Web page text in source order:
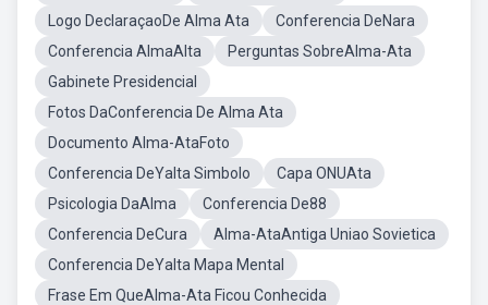
Logo DeclaraçaoDe Alma Ata
Conferencia DeNara
Conferencia AlmaAlta
Perguntas SobreAlma-Ata
Gabinete Presidencial
Fotos DaConferencia De Alma Ata
Documento Alma-AtaFoto
Conferencia DeYalta Simbolo
Capa ONUAta
Psicologia DaAlma
Conferencia De88
Conferencia DeCura
Alma-AtaAntiga Uniao Sovietica
Conferencia DeYalta Mapa Mental
Frase Em QueAlma-Ata Ficou Conhecida